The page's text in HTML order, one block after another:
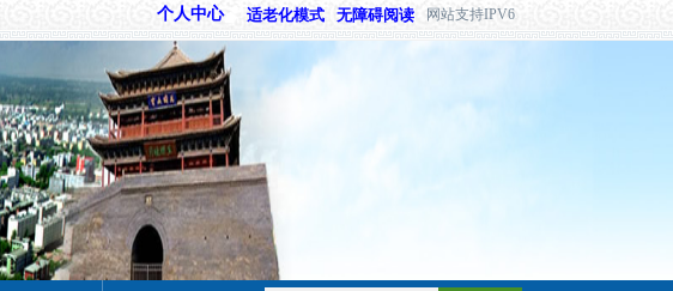
网站支持IPV6
无障碍阅读
适老化模式
个人中心